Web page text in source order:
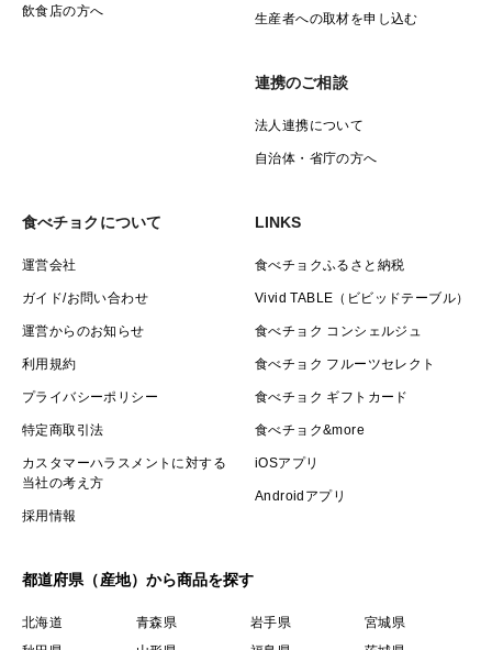
飲食店の方へ 生産者への取材を申し込む
連携のご相談
法人連携について
自治体・省庁の方へ
食べチョクについて
運営会社
ガイド/お問い合わせ
運営からのお知らせ
利用規約
プライバシーポリシー
特定商取引法
カスタマーハラスメントに対する
当社の考え方
採用情報
LINKS
食べチョクふるさと納税
Vivid TABLE（ビビッドテーブル）
食べチョク コンシェルジュ
食べチョク フルーツセレクト
食べチョク ギフトカード
食べチョク&more
iOSアプリ
Androidアプリ
都道府県（産地）から商品を探す
北海道 青森県 岩手県
宮城県